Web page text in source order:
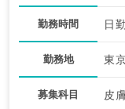
勤務時間 日
勤務地 東
募集科目 皮